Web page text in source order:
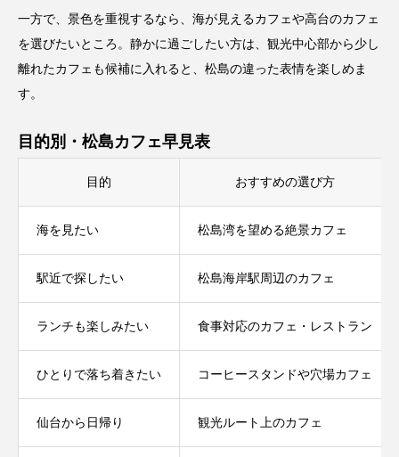
一方で、景色を重視するなら、海が見えるカフェや高台のカフェ
を選びたいところ。静かに過ごしたい方は、観光中心部から少し
離れたカフェも候補に入れると、松島の違った表情を楽しめま
す。
目的別・松島カフェ早見表
目的 おすすめの選び方
海を見たい 松島湾を望める絶景カフェ
駅近で探したい 松島海岸駅周辺のカフェ
ランチも楽しみたい 食事対応のカフェ・レストラン
ひとりで落ち着きたい コーヒースタンドや穴場カフェ
仙台から日帰り 観光ルート上のカフェ